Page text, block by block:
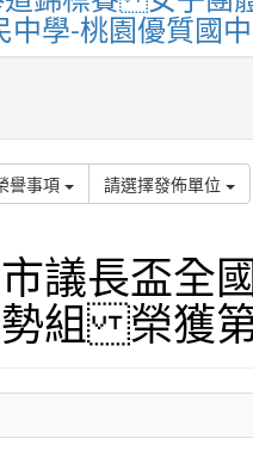
學-桃園優質國中
譽事項 請選擇發佈單位
議長盃全
組 榮獲